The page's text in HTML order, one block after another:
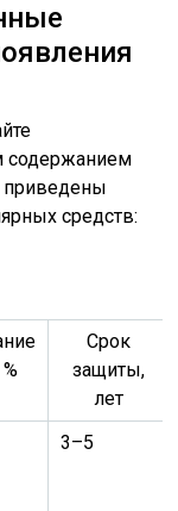
содержанием
приведены
средств:
Срок
защиты,
лет
3–5